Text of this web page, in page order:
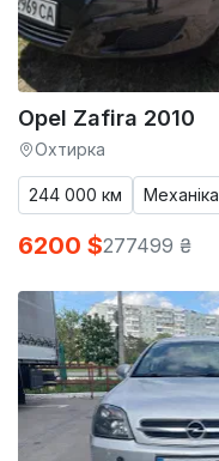
Opel Zafira 2010
Охтирка
244 000 км Механіка
6200 $277499 ₴